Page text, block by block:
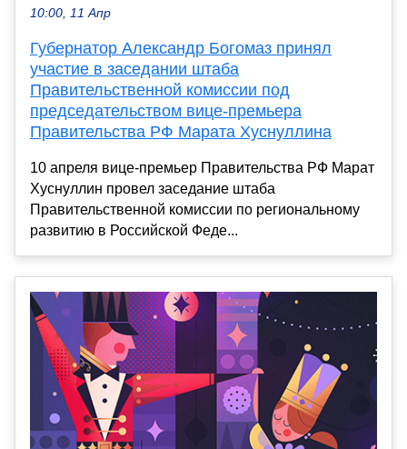
10:00, 11 Апр
Губернатор Александр Богомаз принял
участие в заседании штаба
Правительственной комиссии под
председательством вице-премьера
Правительства РФ Марата Хуснуллина
10 апреля вице-премьер Правительства РФ Марат
Хуснуллин провел заседание штаба
Правительственной комиссии по региональному
развитию в Российской Феде...